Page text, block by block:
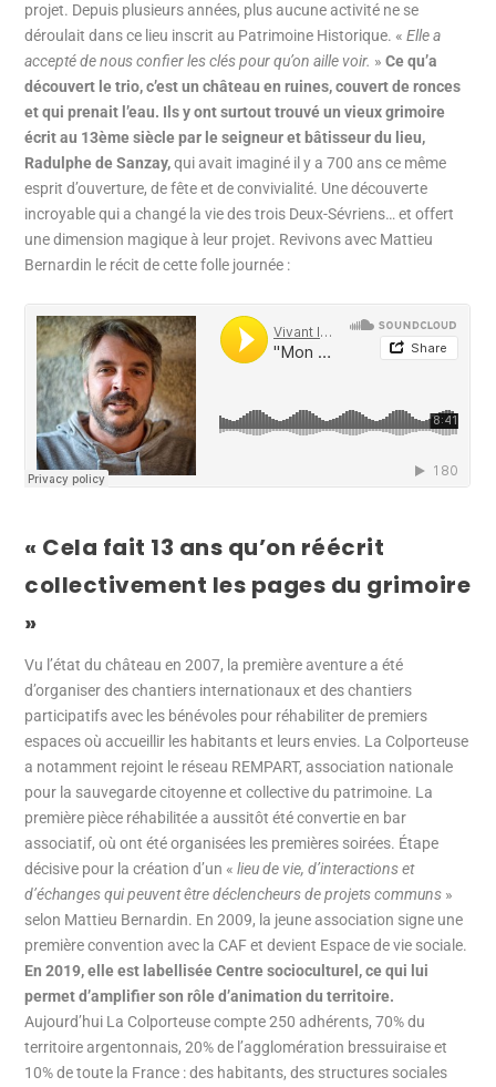
projet. Depuis plusieurs années, plus aucune activité ne se
déroulait dans ce lieu inscrit au Patrimoine Historique. «Elle a
accepté de nous confier les clés pour qu’on aille voir. »Ce qu’a
découvert le trio, c’est un château en ruines, couvert de ronces
et qui prenait l’eau. Ils y ont surtout trouvé un vieux grimoire
écrit au 13ème siècle par le seigneur et bâtisseur du lieu,
Radulphe de Sanzay,qui avait imaginé il y a 700 ans ce même
esprit d’ouverture, de fête et de convivialité. Une découverte
incroyable qui a changé la vie des trois Deux-Sévriens… et offert
une dimension magique à leur projet. Revivons avec Mattieu
Bernardin le récit de cette folle journée :
« Cela fait 13 ans qu’on réécrit
collectivement les pages du grimoire
»
Vu l’état du château en 2007, la première aventure a été
d’organiser des chantiers internationaux et des chantiers
participatifs avec les bénévoles pour réhabiliter de premiers
espaces où accueillir les habitants et leurs envies. La Colporteuse
a notamment rejoint le réseau REMPART, association nationale
pour la sauvegarde citoyenne et collective du patrimoine. La
première pièce réhabilitée a aussitôt été convertie en bar
associatif, où ont été organisées les premières soirées. Étape
décisive pour la création d’un «lieu de vie, d’interactions et
d’échanges qui peuvent être déclencheurs de projets communs »
selon Mattieu Bernardin. En 2009, la jeune association signe une
première convention avec la CAF et devient Espace de vie sociale.
En 2019, elle est labellisée Centre socioculturel, ce qui lui
permet d’amplifier son rôle d’animation du territoire.
Aujourd’hui La Colporteuse compte 250 adhérents, 70% du
territoire argentonnais, 20% de l’agglomération bressuiraise et
10% de toute la France : des habitants, des structures sociales